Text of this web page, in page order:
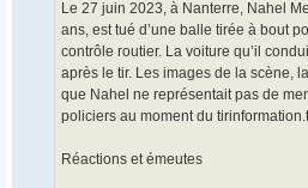
Le 27 juin 2023, à Nanterre, Nahel
ans, est tué d’une balle tirée à bout
contrôle routier. La voiture qu’il
après le tir. Les images de la scène,
que Nahel ne représentait pas de
policiers au moment du
Réactions et émeutes